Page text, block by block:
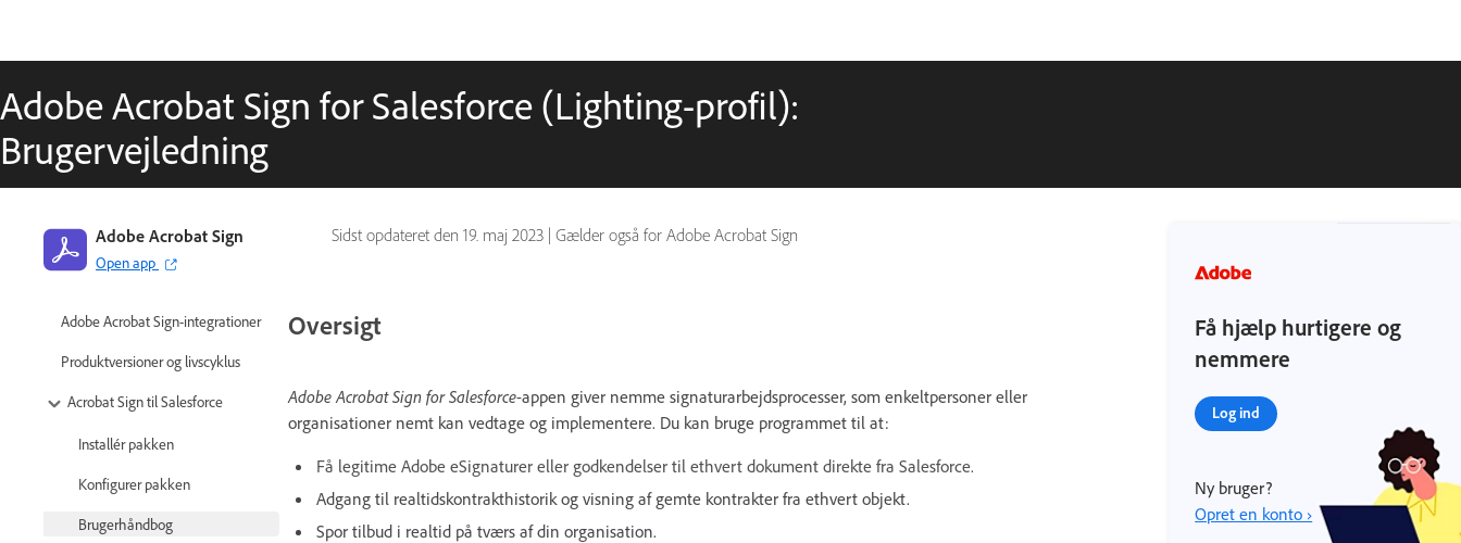
Adobe Acrobat Sign for Salesforce (Lighting-profil):
Brugervejledning
Sidst opdateret den 19. maj 2023 | Gælder også for Adobe Acrobat Sign
Adobe Acrobat Sign
Open app
Adobe Acrobat Sign-integrationer
Produktversioner og livscyklus
Acrobat Sign til Salesforce
Installér pakken
Konfigurer pakken
Brugerhåndbog
Oversigt
Adobe Acrobat Sign for Salesforce-appen giver nemme signaturarbejdsprocesser, som enkeltpersoner eller
organisationer nemt kan vedtage og implementere. Du kan bruge programmet til at:
Få legitime Adobe eSignaturer eller godkendelser til ethvert dokument direkte fra Salesforce.
Adgang til realtidskontrakthistorik og visning af gemte kontrakter fra ethvert objekt.
Spor tilbud i realtid på tværs af din organisation.
Få hjælp hurtigere og
nemmere
Log ind
Ny bruger?
Opret en konto ›